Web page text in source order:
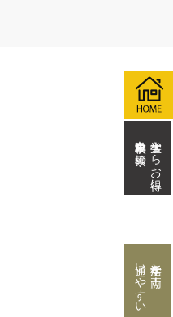
大学生ならお得に
自動車学校を検索
学生生活と両立！
通いやすい教習所